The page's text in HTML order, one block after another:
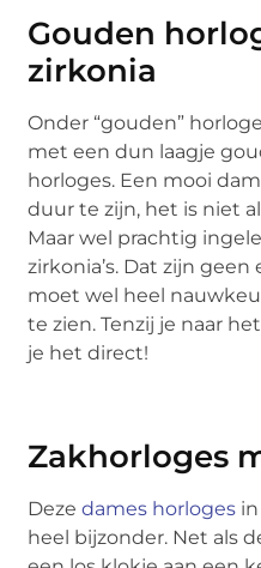
Gouden
zirkonia
Onder “gouden”
met een dun laagje
horloges. Een mooi
duur te zijn, het is niet
Maar wel prachtig
zirkonia’s. Dat zijn
moet wel heel
te zien. Tenzij je naar
je het direct!
Zakhorloges
Dezedames horloges
heel bijzonder. Net als